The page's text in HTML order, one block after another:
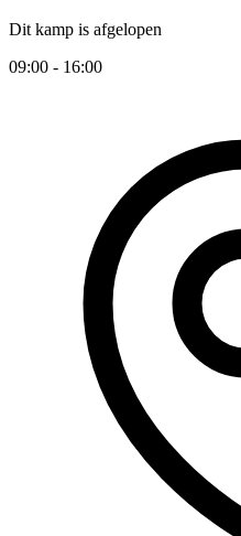
Dit kamp is afgelopen
09:00 - 16:00